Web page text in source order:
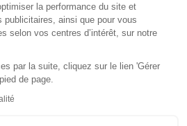
la performance du site et
publicitaires, ainsi que pour vous
selon vos centres d’intérêt, sur notre
par la suite, cliquez sur le lien 'Gérer
de page.
consent